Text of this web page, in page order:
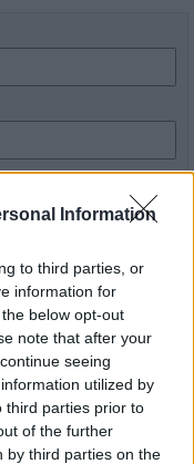
Information
to third parties, or
information for
below opt-out
note that after your
seeing
utilized by
third parties prior to
of the further
by third parties on the
szombattól
a riasztás